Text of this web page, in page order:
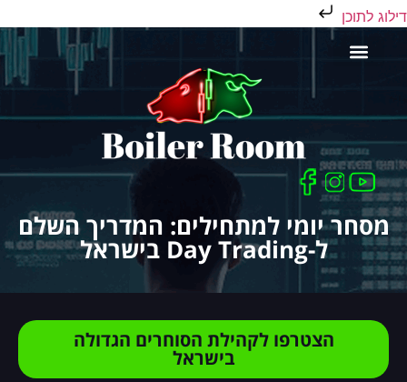
דילוג לתוכן
מסחר יומי למתחילים: המדריך השלם
ל-Day Trading בישראל
הצטרפו לקהילת הסוחרים הגדולה
בישראל